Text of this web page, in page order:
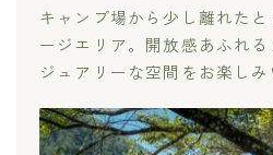
キャンプ場から少し離れた
ージエリア。開放感あふれ
ジュアリーな空間をお楽しみ